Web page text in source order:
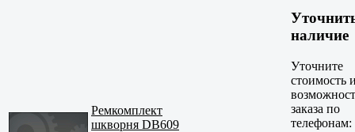
Ремкомплект
шкворня DB609
наличие
Уточните
стоимость
заказа по
телефонам: